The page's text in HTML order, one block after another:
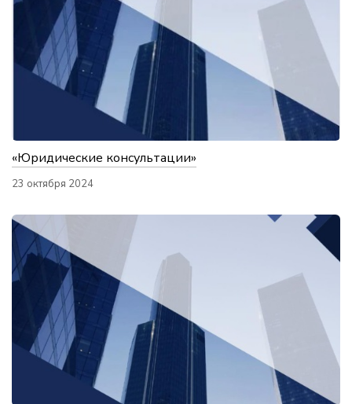
«Юридические консультации»
23 октября 2024